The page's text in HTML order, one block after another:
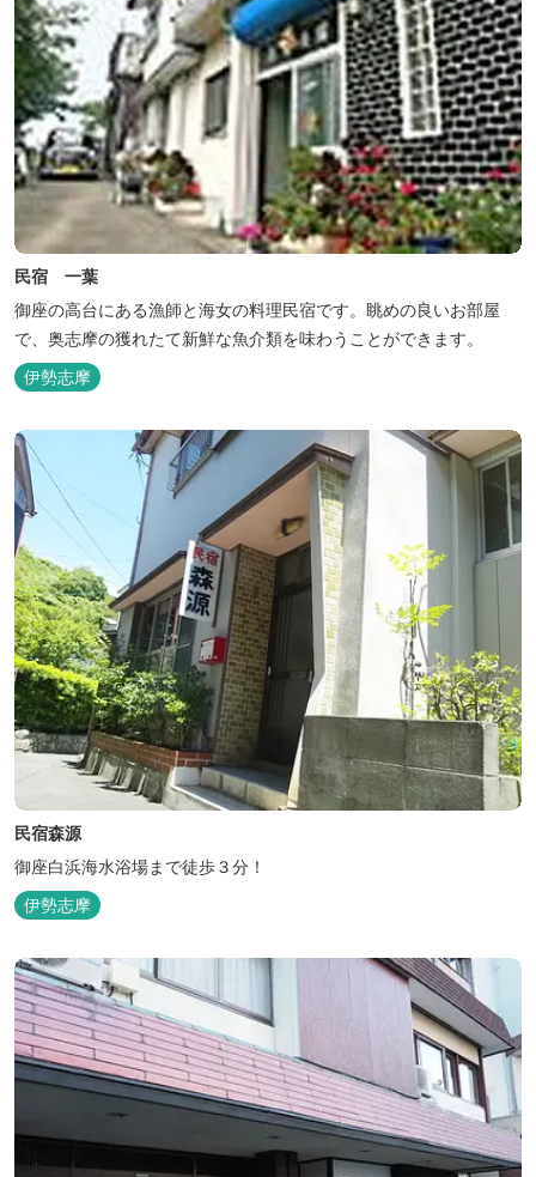
民宿 一葉
御座の高台にある漁師と海女の料理民宿です。眺めの良いお部屋
で、奥志摩の獲れたて新鮮な魚介類を味わうことができます。
伊勢志摩
民宿森源
御座白浜海水浴場まで徒歩３分！
伊勢志摩